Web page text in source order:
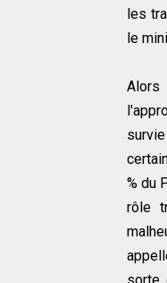
les
le
Alors
% du
rôle